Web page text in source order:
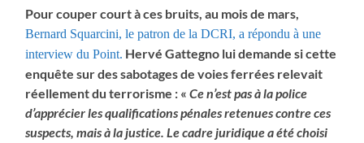
Pour couper court à ces bruits, au mois de mars,
Bernard Squarcini, le patron de la DCRI, a répondu à une
interview du Point. Hervé Gattegno lui demande si cette
enquête sur des sabotages de voies ferrées relevait
réellement du terrorisme : «Ce n’est pas à la police
d’apprécier les qualifications pénales retenues contre ces
suspects, mais à la justice. Le cadre juridique a été choisi